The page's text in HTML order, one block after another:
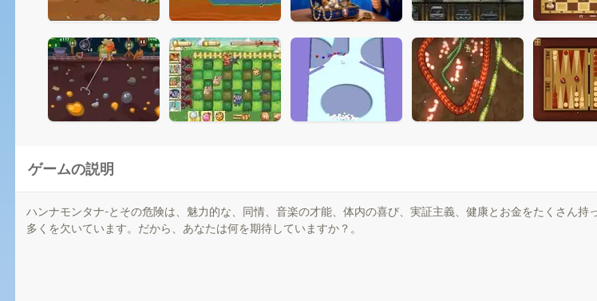
ゲームの説明
ハンナモンタナ-とその危険は、魅力的な、同情、音楽の才能、体内の喜び、実証主義、健康とお金をたくさん持
多くを欠いています。だから、あなたは何を期待していますか？。